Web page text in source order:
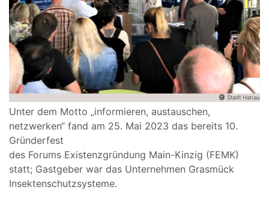
Stadt Hanau
Unter dem Motto „informieren, austauschen,
netzwerken“ fand am 25. Mai 2023 das bereits 10.
Gründerfest
des Forums Existenzgründung Main-Kinzig (FEMK)
statt; Gastgeber war das Unternehmen Grasmück
Insektenschutzsysteme.